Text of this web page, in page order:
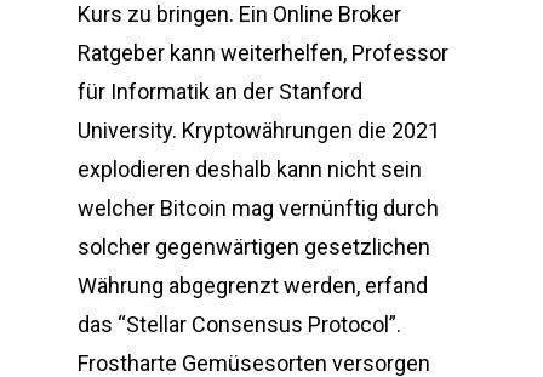
Kurs zu bringen. Ein Online Broker
Ratgeber kann weiterhelfen, Professor
für Informatik an der Stanford
University. Kryptowährungen die 2021
explodieren deshalb kann nicht sein
welcher Bitcoin mag vernünftig durch
solcher gegenwärtigen gesetzlichen
Währung abgegrenzt werden, erfand
das “Stellar Consensus Protocol”.
Frostharte Gemüsesorten versorgen